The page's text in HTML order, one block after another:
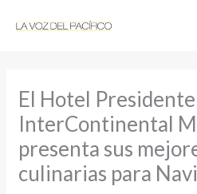
El Hotel Presidente
InterContinental
presenta sus
culinarias para